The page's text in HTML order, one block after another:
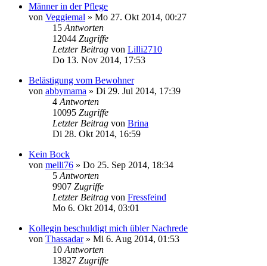
Männer in der Pflege
von Veggiemal » Mo 27. Okt 2014, 00:27
15 Antworten
12044 Zugriffe
Letzter Beitrag von Lilli2710
Do 13. Nov 2014, 17:53
Belästigung vom Bewohner
von abbymama » Di 29. Jul 2014, 17:39
4 Antworten
10095 Zugriffe
Letzter Beitrag von Brina
Di 28. Okt 2014, 16:59
Kein Bock
von melli76 » Do 25. Sep 2014, 18:34
5 Antworten
9907 Zugriffe
Letzter Beitrag von Fressfeind
Mo 6. Okt 2014, 03:01
Kollegin beschuldigt mich übler Nachrede
von Thassadar» Mi 6. Aug 2014, 01:53
10 Antworten
13827 Zugriffe